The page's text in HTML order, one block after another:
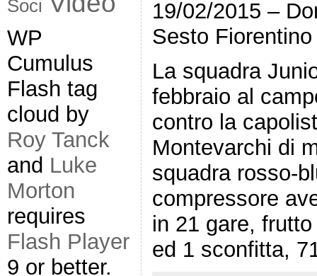
Soci
WP
Cumulus
Flash tag
cloud by
Roy Tanck
and Luke
Morton
requires
Flash Player
9 or better.
19/02/2015 –
Sesto Fiorentino
La squadra
febbraio al
contro la
Montevarchi di
squadra rosso-
compressore
in 21 gare,
ed 1 sconfitta,